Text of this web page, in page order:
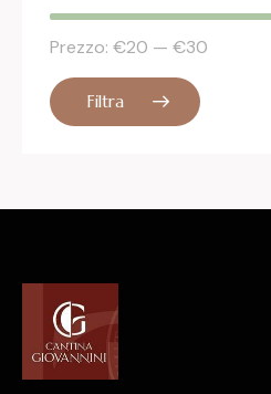
Filtra
Prezzo: €20 — €30